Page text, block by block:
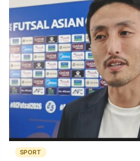
DAERAH NASIONAL
MANCA SPORT
INFORMASI
PRIVACY
POLICY
BERITA
WARGA
INFORMASI
IKLAN
KIRIM
SPORT